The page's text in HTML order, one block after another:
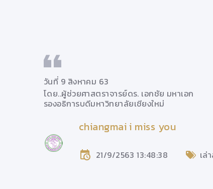
วันที่ 9 สิงหาคม 63
โดย..ผู้ช่วยศาสตราจารย์ดร. เอกชัย มหาเอก
รองอธิการบดีมหาวิทยาลัยเชียงใหม่
chiangmai i miss you
21/9/2563 13:48:38 เล่